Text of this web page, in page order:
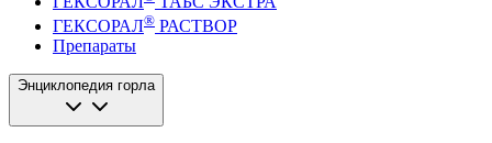
ГЕКСОРАЛ® РАСТВОР
Препараты
Энциклопедия горла